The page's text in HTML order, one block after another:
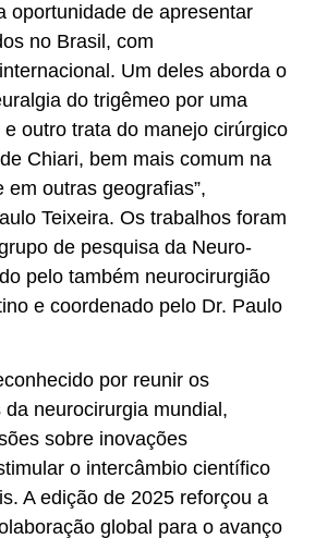
oportunidade de apresentar
no Brasil, com
Um deles aborda o
do trigêmeo por uma
outro trata do manejo cirúrgico
Chiari, bem mais comum na
em outras geografias”,
Teixeira. Os trabalhos foram
de pesquisa da Neuro-
pelo também neurocirurgião
e coordenado pelo Dr. Paulo
por reunir os
neurocirurgia mundial,
sobre inovações
o intercâmbio científico
A edição de 2025 reforçou a
global para o avanço